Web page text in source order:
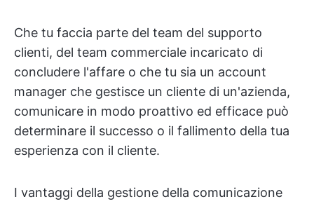
Che tu faccia parte del team del supporto
clienti, del team commerciale incaricato di
concludere l'affare o che tu sia un account
manager che gestisce un cliente di un'azienda,
comunicare in modo proattivo ed efficace può
determinare il successo o il fallimento della tua
esperienza con il cliente.
I vantaggi della gestione della comunicazione